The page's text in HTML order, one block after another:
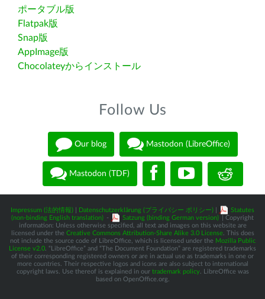
ポータブル版
Flatpak版
Snap版
AppImage版
Chocolateyからインストール
Follow Us
Our blog Mastodon (LibreOffice)
Mastodon (TDF)
Impressum (法的情報) Datenschutzerklärung (プライバシー ポリシー)
Statutes
(non-binding English translation) - Satzung (binding German version)
| Copyright
information: Unless otherwise specified, all text and images on this website are
licensed under the Creative Commons Attribution-Share Alike 3.0 License. This does
not include the source code of LibreOffice, which is licensed under the Mozilla Public
License v2.0 . “LibreOffice” and “The Document Foundation” are registered trademarks
of their corresponding registered owners or are in actual use as trademarks in one or
more countries. Their respective logos and icons are also subject to international
copyright laws. Use thereof is explained in our trademark policy. LibreOffice was
based on OpenOffice.org.